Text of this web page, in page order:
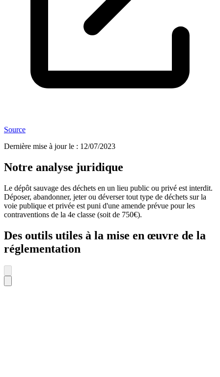
Source
Dernière mise à jour le : 12/07/2023
Notre analyse juridique
Le dépôt sauvage des déchets en un lieu public ou privé est interdit.
Déposer, abandonner, jeter ou déverser tout type de déchets sur la
voie publique et privée est puni d'une amende prévue pour les
contraventions de la 4e classe (soit de 750€).
Des outils utiles à la mise en œuvre de la
réglementation